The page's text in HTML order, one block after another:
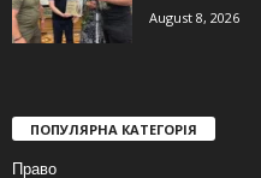
August 8, 2026
ПОПУЛЯРНА КАТЕГОРІЯ
Право